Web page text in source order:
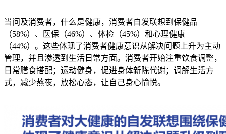
当问及消费者，什么是健康，消费者自发联想到保健品
（58%）、医保（46%）、体检（45%）和心理健康
（44%）。这些体现了消费者健康意识从解决问题上升为主动
管理，并且渗透到生活日常方面。消费者开始注重饮食调整，
日常膳食搭配；运动健身，促进身体新陈代谢；调解生活方
式，减少熬夜，放松心态，让自己身心愉悦。